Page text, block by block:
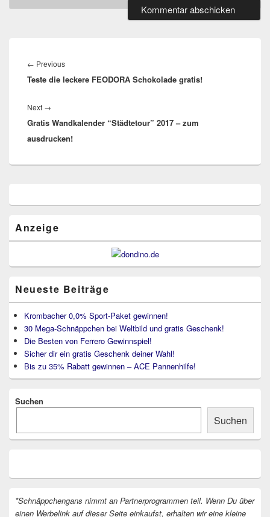
← PreviousPrevious
post:
Teste die leckere FEODORA Schokolade gratis!
Next →
post:
Gratis Wandkalender “Städtetour” 2017 – zum
ausdrucken!
Widget-
Anzeige
Neueste Beiträge
Krombacher 0,0% Sport-Paket gewinnen!
30 Mega-Schnäppchen bei Weltbild und gratis Geschenk!
Die Besten von Ferrero Gewinnspiel!
Sicher dir ein gratis Geschenk deiner Wahl!
Bis zu 35% Rabatt gewinnen – ACE Pannenhilfe!
Suchen
Suchen
*Schnäppchengans nimmt an Partnerprogrammen teil. Wenn Du über
einen Werbelink auf dieser Seite einkaufst, erhalten wir eine kleine